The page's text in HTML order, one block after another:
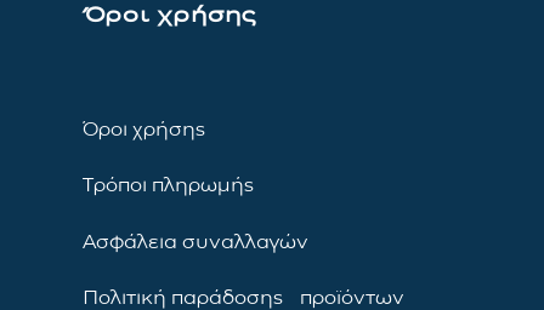
Όροι χρήσης
Όροι χρήσης
Τρόποι πληρωμής
Ασφάλεια συναλλαγών
Πολιτική παράδοσης προϊόντων